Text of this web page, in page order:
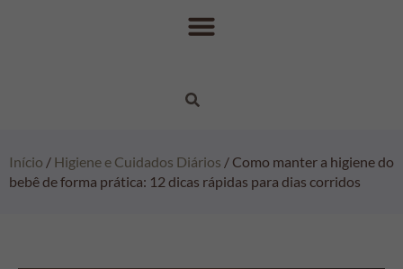
Início / Higiene e Cuidados Diários / Como manter a higiene do
bebê de forma prática: 12 dicas rápidas para dias corridos